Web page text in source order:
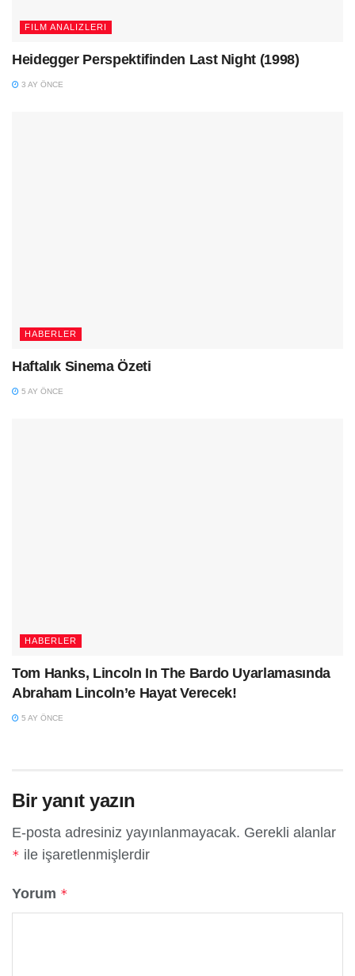
FILM ANALIZLERI
Heidegger Perspektifinden Last Night (1998)
3 AY ÖNCE
HABERLER
Haftalık Sinema Özeti
5 AY ÖNCE
HABERLER
Tom Hanks, Lincoln In The Bardo Uyarlamasında
Abraham Lincoln’e Hayat Verecek!
5 AY ÖNCE
Bir yanıt yazın
E-posta adresiniz yayınlanmayacak. Gerekli alanlar
* ile işaretlenmişlerdir
Yorum *